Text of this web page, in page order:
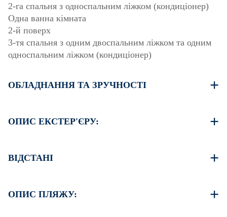
2-га спальня з односпальним ліжком (кондиціонер)
Одна ванна кімната
2-й поверх
3-тя спальня з одним двоспальним ліжком та одним
односпальним ліжком (кондиціонер)
ОБЛАДНАННЯ ТА ЗРУЧНОСТІ
Телевізор з плоским екраном
Одноразове прибирання при виїзді
ОПИС ЕКСТЕР'ЄРУ:
Безкоштовна громадська парковка розташована за 30
метрів від помешкання.
ВІДСТАНІ
Супермаркет 300 м
ОПИС ПЛЯЖУ: